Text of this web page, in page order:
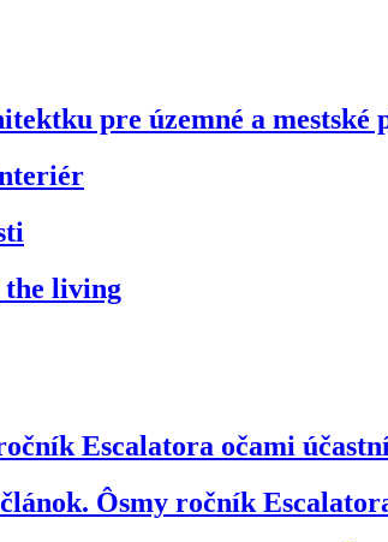
pre územné a mestské
living
Escalatora očami
Ôsmy ročník